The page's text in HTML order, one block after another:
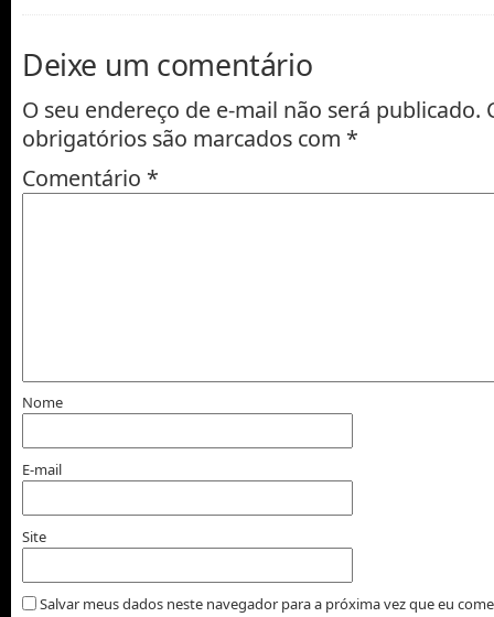
Deixe um comentário
O seu endereço de e-mail não será publicado.
obrigatórios são marcados com *
Comentário *
Nome
E-mail
Site
Salvar meus dados neste navegador para a próxima vez que eu